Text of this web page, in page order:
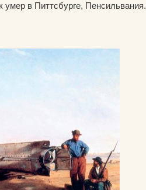
умер в Питтсбурге, Пенсильвания.